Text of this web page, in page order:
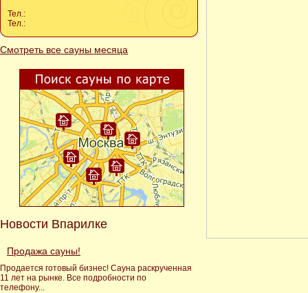
Тел.:
Тел.:
Смотреть все сауны месяца
Новости Впарилке
Продажа сауны!
Продается готовый бизнес! Сауна раскрученная
11 лет на рынке. Все подробности по
телефону...